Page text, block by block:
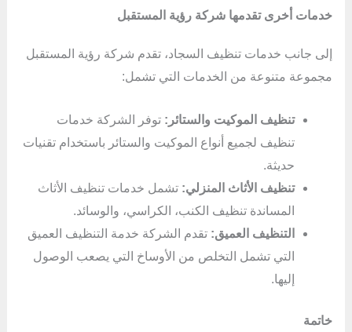
خدمات أخرى تقدمها شركة رؤية المستقبل
إلى جانب خدمات تنظيف السجاد، تقدم شركة رؤية المستقبل
مجموعة متنوعة من الخدمات التي تشمل:
تنظيف الموكيت والستائر: توفر الشركة خدمات
تنظيف لجميع أنواع الموكيت والستائر باستخدام تقنيات
حديثة.
تنظيف الأثاث المنزلي: تشمل خدمات تنظيف الأثاث
المساندة تنظيف الكنب، الكراسي، والوسائد.
التنظيف العميق: تقدم الشركة خدمة التنظيف العميق
التي تشمل التخلص من الأوساخ التي يصعب الوصول
إليها.
خاتمة